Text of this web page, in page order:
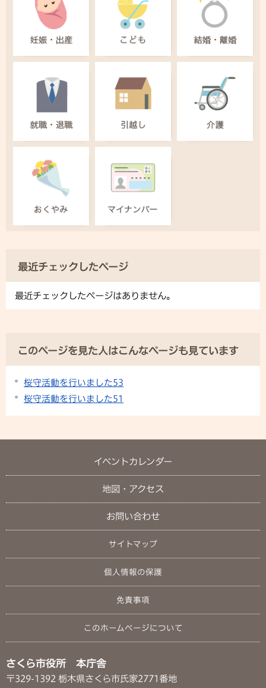
最近チェックしたページ
最近チェックしたページはありません。
このページを見た人はこんなページも見ています
桜守活動を行いました53
桜守活動を行いました51
イベントカレンダー
地図・アクセス
お問い合わせ
サイトマップ
個人情報の保護
免責事項
このホームページについて
さくら市役所 本庁舎
〒329-1392 栃木県さくら市氏家2771番地